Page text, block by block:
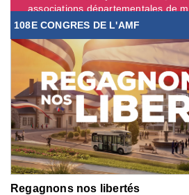
associations départementales de
108E CONGRES DE L'AMF
Regagnons nos libertés